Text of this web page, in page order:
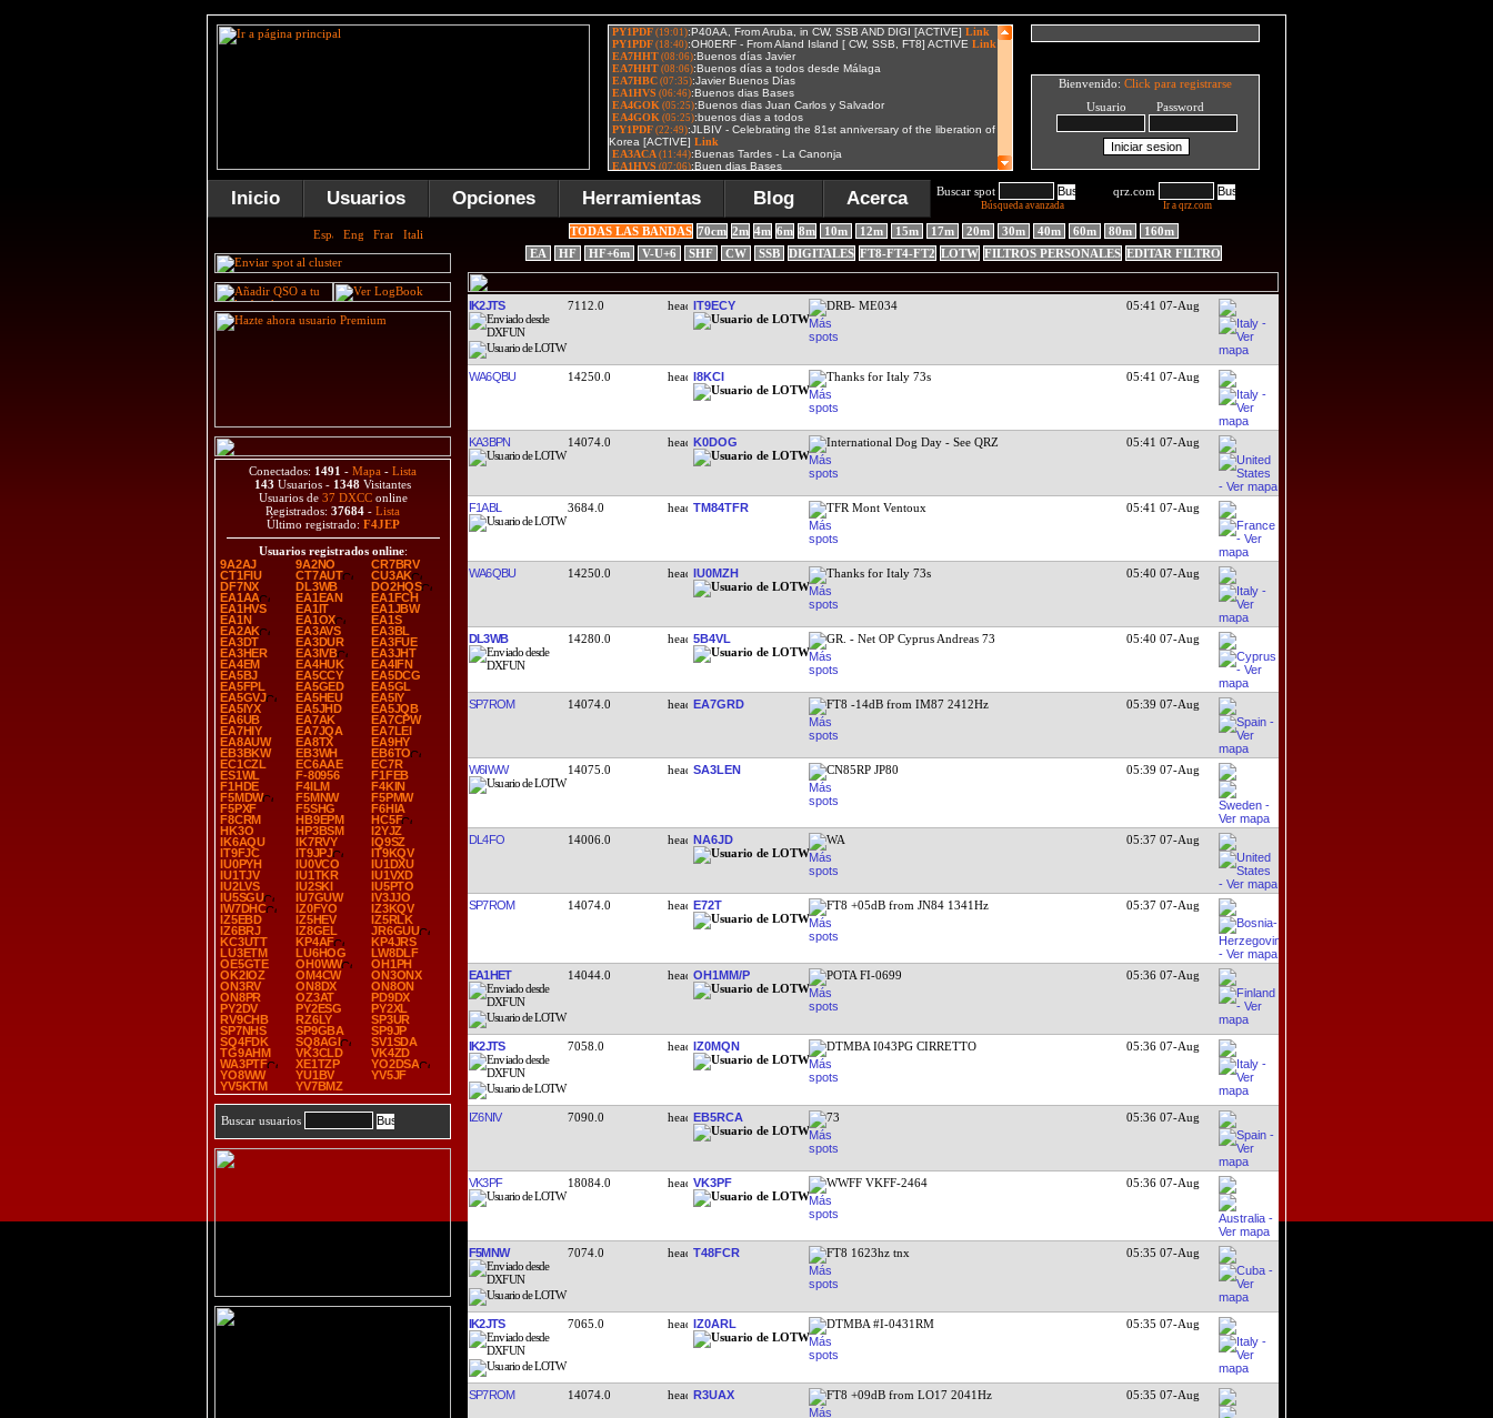
Bienvenido: Click para registrarse
Usuario Password
Inicio Usuarios Opciones Herramientas Blog Acerca Buscar spot
Búsqueda avanzada
qrz.com
Ir a qrz.com
Conectados: 1491 - Mapa - Lista
143 Usuarios - 1348 Visitantes
Usuarios de 37 DXCConline
Registrados: 37684 - Lista
Último registrado: F4JEP
Usuarios registrados online:
9A2AJ
9A2NO
CR7BRV
CT1FIU
CT7AUT
CU3AK
DF7NX
DL3WB
DO2HQS
EA1AA
EA1EAN
EA1FCH
EA1HVS
EA1IT
EA1JBW
EA1N
EA1OX
EA1S
EA2AK
EA3AVS
EA3BL
EA3DT
EA3DUR
EA3FUE
EA3HER
EA3IVB
EA3JHT
EA4EM
EA4HUK
EA4IFN
EA5BJ
EA5CCY
EA5DCG
EA5FPL
EA5GED
EA5GL
EA5GVJ
EA5HEU
EA5IY
EA5IYX
EA5JHD
EA5JQB
EA6UB
EA7AK
EA7CPW
EA7HIY
EA7JQA
EA7LEI
EA8AUW
EA8TX
EA9HY
EB3BKW
EB3WH
EB6TO
EC1CZL
EC6AAE
EC7R
ES1WL
F-80956
F1FEB
F1HDE
F4ILM
F4KIN
F5MDW
F5MNW
F5PMW
F5PXF
F5SHG
F6HIA
F8CRM
HB9EPM
HC5F
HK3O
HP3BSM
I2YJZ
IK6AQU
IK7RVY
IQ9SZ
IT9FJC
IT9JPJ
IT9KQV
IU0PYH
IU0VCO
IU1DXU
IU1TJV
IU1TKR
IU1VXD
IU2LVS
IU2SKI
IU5PTO
IU5SGU
IU7GUW
IV3JJO
IW7DHC
IZ0FYO
IZ3KQV
IZ5EBD
IZ5HEV
IZ5RLK
IZ6BRJ
IZ8GEL
JR6GUU
KC3UTT
KP4AF
KP4JRS
LU3ETM
LU6HOG
LW8DLF
OE5GTE
OH0WW
OH1PH
OK2IOZ
OM4CW
ON3ONX
ON3RV
ON8DX
ON8ON
ON8PR
OZ3AT
PD9DX
PY2DV
PY2ESG
PY2XL
RV9CHB
RZ6LY
SP3UR
SP7NHS
SP9GBA
SP9JP
SQ4FDK
SQ8AGI
SV1SDA
TG9AHM
VK3CLD
VK4ZD
WA3PTF
XE1TZP
YO2DSA
YO8WW
YU1BV
YV5JF
YV5KTM
YV7BMZ
Buscar usuarios
TODAS LAS BANDAS 70cm 2m 4m 6m 8m 10m 12m 15m 17m 20m 30m 40m 60m 80m
160m
EA
HF HF+6m V-U+6 SHF CW SSB DIGITALES FT8-FT4-FT2 LOTW FILTROS PERSONALES EDITAR FILTRO
IK2JTS 7112.0 IT9ECY DRB- ME034 05:41 07-Aug
WA6QBU 14250.0 I8KCI Thanks for Italy 73s 05:41 07-Aug
KA3BPN 14074.0 K0DOG International Dog Day - See QRZ 05:41 07-Aug
F1ABL 3684.0 TM84TFR TFR Mont Ventoux 05:41 07-Aug
WA6QBU 14250.0 IU0MZH Thanks for Italy 73s 05:40 07-Aug
DL3WB 14280.0 5B4VL GR. - Net OP Cyprus Andreas 73 05:40 07-Aug
SP7ROM 14074.0 EA7GRD FT8 -14dB from IM87 2412Hz 05:39 07-Aug
W6IWW 14075.0 SA3LEN CN85RP JP80 05:39 07-Aug
DL4FO 14006.0 NA6JD WA 05:37 07-Aug
SP7ROM 14074.0 E72T FT8 +05dB from JN84 1341Hz 05:37 07-Aug
EA1HET 14044.0 OH1MM/P POTA FI-0699 05:36 07-Aug
IK2JTS 7058.0 IZ0MQN DTMBA I043PG CIRRETTO 05:36 07-Aug
IZ6NIV 7090.0 EB5RCA 73 05:36 07-Aug
VK3PF 18084.0 VK3PF WWFF VKFF-2464 05:36 07-Aug
F5MNW 7074.0 T48FCR FT8 1623hz tnx 05:35 07-Aug
IK2JTS 7065.0 IZ0ARL DTMBA #I-0431RM 05:35 07-Aug
SP7ROM 14074.0 R3UAX FT8 +09dB from LO17 2041Hz 05:35 07-Aug